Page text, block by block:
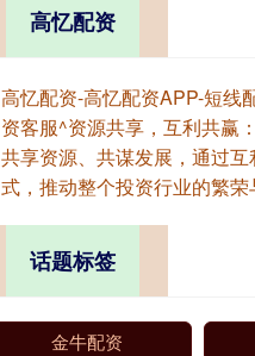
高忆配资
高忆配资-高忆配资APP-短线
资客服^资源共享，互利共赢
共享资源、共谋发展，通过
式，推动整个投资行业的繁荣
话题标签
金牛配资